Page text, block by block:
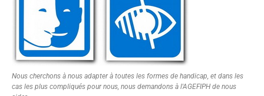
Nous cherchons à nous adapter à toutes les formes de handicap, et dans les
cas les plus compliqués pour nous, nous demandons à l'AGEFIPH de nous